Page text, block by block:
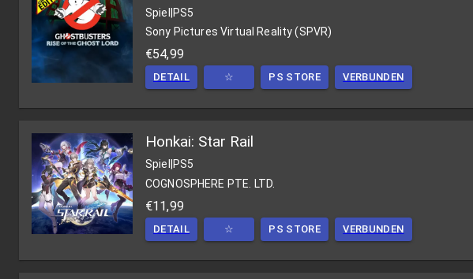
Spiel|PS5
Sony Pictures Virtual Reality (SPVR)
€54,99
DETAIL ☆ PS STORE VERBUNDEN
Honkai: Star Rail
Spiel
PS5
COGNOSPHERE PTE. LTD.
€11,99
DETAIL ☆ PS STORE VERBUNDEN